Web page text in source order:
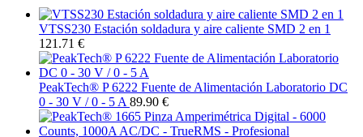
VTSS230 Estación soldadura y aire caliente SMD 2 en 1
121.71 €
PeakTech® P 6222 Fuente de Alimentación Laboratorio DC
0 - 30 V / 0 - 5 A 89.90 €